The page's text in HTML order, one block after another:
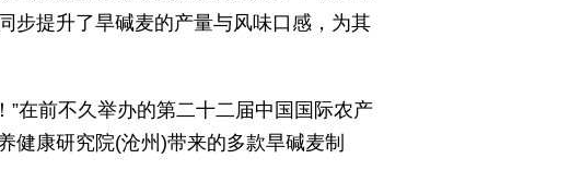
步提升了旱碱麦的产量与风味口感，为其
”在前不久举办的第二十二届中国国际农产
健康研究院(沧州)带来的多款旱碱麦制